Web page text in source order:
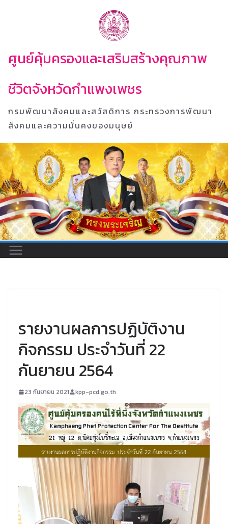
ศูนย์คุ้มครองและเสริมสร้างคุณภาพ
ชีวิตจังหวัดกำแพงเพชร
กรมพัฒนาสังคมและสวัสดิการ กระทรวงการพัฒนา
สังคมและความมั่นคงของมนุษย์
รายงานผลการปฏิบัติงาน
กิจกรรม ประจำวันที่ 22
กันยายน 2564
23 กันยายน 2021 kpp-pcd.go.th